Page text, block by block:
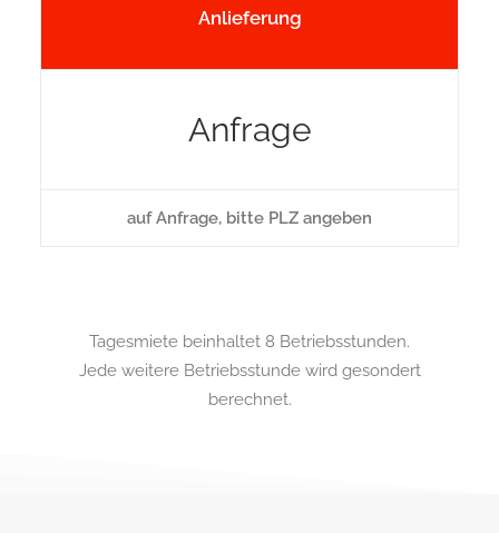
Anlieferung
Anfrage
auf Anfrage, bitte PLZ angeben
Tagesmiete beinhaltet 8 Betriebsstunden.
Jede weitere Betriebsstunde wird gesondert
berechnet.